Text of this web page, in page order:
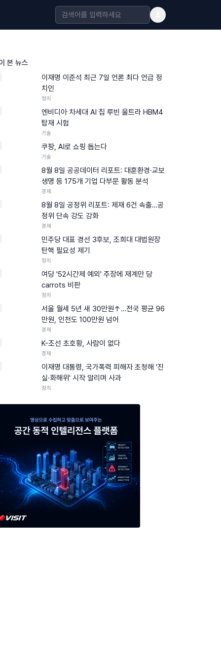
본 뉴스
이재명 이준석 최근 7일 언론 최다 언급 정
치인
정치
엔비디아 차세대 AI 칩 루빈 울트라 HBM4
탑재 시험
기술
쿠팡, AI로 쇼핑 돕는다
기술
8월 8일 공공데이터 리포트: 대훈환경·교보
생명 등 175개 기업 다부문 활동 분석
경제
8월 8일 공정위 리포트: 제재 6건 속출…공
정위 단속 강도 강화
경제
민주당 대표 경선 3후보, 조희대 대법원장
탄핵 필요성 제기
정치
여당 '52시간제 예외' 주장에 재계만 당
carrots 비판
정치
서울 월세 5년 새 30만원↑…전국 평균 96
만원, 인천도 100만원 넘어
경제
K-조선 초호황, 사람이 없다
경제
이재명 대통령, 국가폭력 피해자 초청해 '진
실·화해위' 시작 알리며 사과
정치